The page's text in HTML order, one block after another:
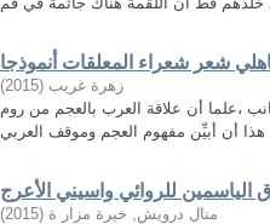
شعر شعراء المعلقات أنموذجا
زهرة غريب (
2015
)
،علما أن علاقة العرب بالعجم من روم
للروائي واسيني الأعرج
منال درويش, خيرة مزار ة (
2015
)